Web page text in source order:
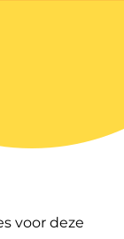
voor deze